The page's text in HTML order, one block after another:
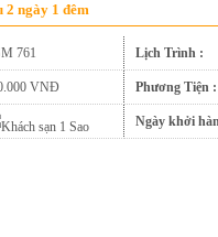
ngày 1 đêm
761 Lịch Trình :
VNĐ Phương Tiện :
Ngày khởi